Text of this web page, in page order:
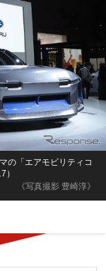
《写真撮影 豊崎淳》
の「エアモビリティコ
）